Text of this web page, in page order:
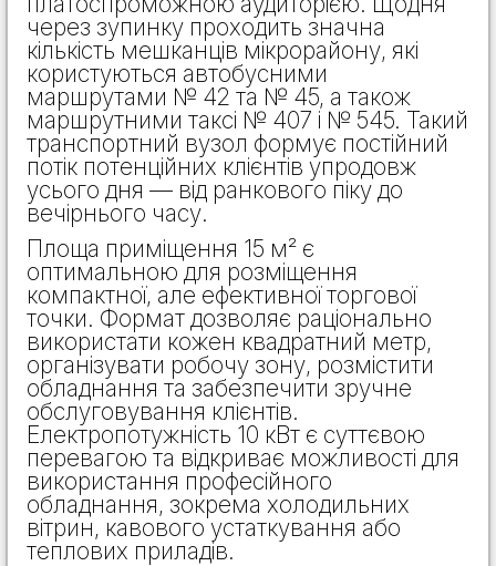
через зупинку проходить значна
кількість мешканців мікрорайону, які
користуються автобусними
маршрутами № 42 та № 45, а також
маршрутними таксі № 407 і № 545. Такий
транспортний вузол формує постійний
потік потенційних клієнтів упродовж
усього дня — від ранкового піку до
вечірнього часу.
Площа приміщення 15 м² є
оптимальною для розміщення
компактної, але ефективної торгової
точки. Формат дозволяє раціонально
використати кожен квадратний метр,
організувати робочу зону, розмістити
обладнання та забезпечити зручне
обслуговування клієнтів.
Електропотужність 10 кВт є суттєвою
перевагою та відкриває можливості для
використання професійного
обладнання, зокрема холодильних
вітрин, кавового устаткування або
теплових приладів.